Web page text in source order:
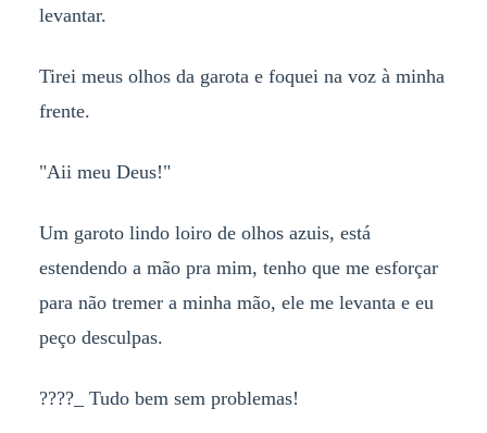
levantar.
Tirei meus olhos da garota e foquei na voz à minha
frente.
"Aii meu Deus!"
Um garoto lindo loiro de olhos azuis, está
estendendo a mão pra mim, tenho que me esforçar
para não tremer a minha mão, ele me levanta e eu
peço desculpas.
????_ Tudo bem sem problemas!